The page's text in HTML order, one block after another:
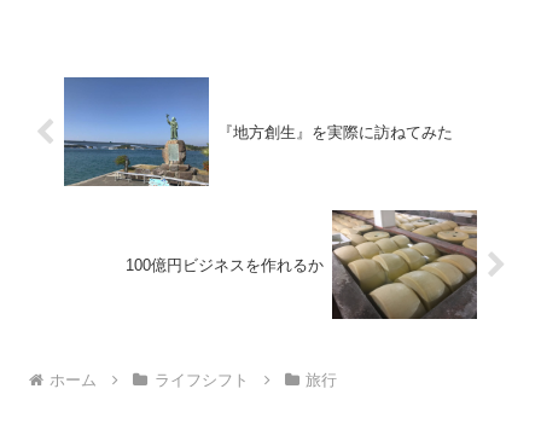
『地方創生』を実際に訪ねてみた
100億円ビジネスを作れるか
ホーム ライフシフト 旅行